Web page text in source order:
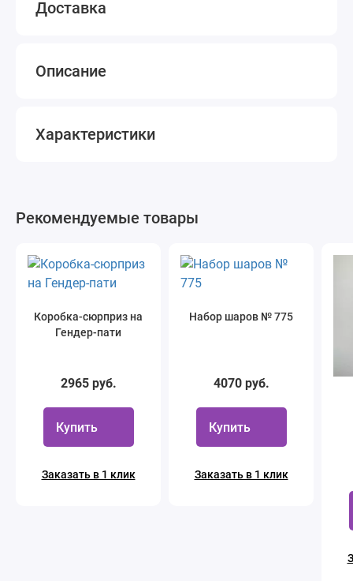
Доставка
Описание
Характеристики
Рекомендуемые товары
Коробка-сюрприз на
Гендер-пати
2965 руб.
Купить
Заказать в 1 клик
Набор шаров № 775
4070 руб.
Купить
Заказать в 1 клик